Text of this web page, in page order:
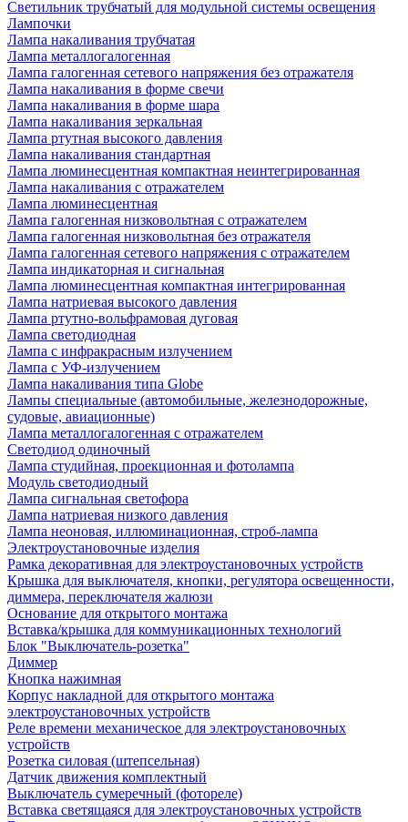
Светильник трубчатый для модульной системы освещения
Лампочки
Лампа накаливания трубчатая
Лампа металлогалогенная
Лампа галогенная сетевого напряжения без отражателя
Лампа накаливания в форме свечи
Лампа накаливания в форме шара
Лампа накаливания зеркальная
Лампа ртутная высокого давления
Лампа накаливания стандартная
Лампа люминесцентная компактная неинтегрированная
Лампа накаливания с отражателем
Лампа люминесцентная
Лампа галогенная низковольтная с отражателем
Лампа галогенная низковольтная без отражателя
Лампа галогенная сетевого напряжения с отражателем
Лампа индикаторная и сигнальная
Лампа люминесцентная компактная интегрированная
Лампа натриевая высокого давления
Лампа ртутно-вольфрамовая дуговая
Лампа светодиодная
Лампа с инфракрасным излучением
Лампа с УФ-излучением
Лампа накаливания типа Globe
Лампы специальные (автомобильные, железнодорожные,
судовые, авиационные)
Лампа металлогалогенная с отражателем
Светодиод одиночный
Лампа студийная, проекционная и фотолампа
Модуль светодиодный
Лампа сигнальная светофора
Лампа натриевая низкого давления
Лампа неоновая, иллюминационная, строб-лампа
Электроустановочные изделия
Рамка декоративная для электроустановочных устройств
Крышка для выключателя, кнопки, регулятора освещенности,
диммера, переключателя жалюзи
Основание для открытого монтажа
Вставка/крышка для коммуникационных технологий
Блок "Выключатель-розетка"
Диммер
Кнопка нажимная
Корпус накладной для открытого монтажа
электроустановочных устройств
Реле времени механическое для электроустановочных
устройств
Розетка силовая (штепсельная)
Датчик движения комплектный
Выключатель сумеречный (фотореле)
Вставка светящаяся для электроустановочных устройств